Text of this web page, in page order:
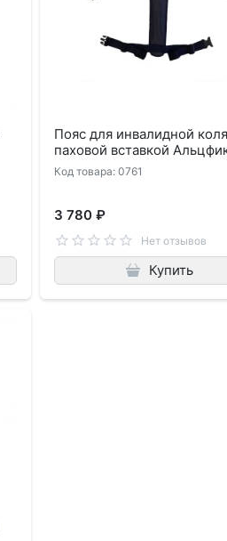
Пояс для инвалидной
паховой вставкой
Код товара: 0761
3 780 ₽
Нет отзывов
Купить